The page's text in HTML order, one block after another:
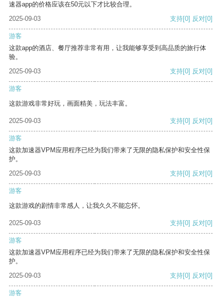
速器app的价格应该在50元以下才比较合理。
2025-09-03
支持[0] 反对[0]
游客
这款app的酒店、餐厅推荐非常有用，让我能够享受到高品质的旅行体
验。
2025-09-03
支持[0] 反对[0]
游客
这款游戏非常好玩，画面精美，玩法丰富。
2025-09-03 支持[0] 反对[0]
游客
这款加速器VPM应用程序已经为我们带来了无限的隐私保护和安全性保
护。
2025-09-03
支持[0] 反对[0]
游客
这款游戏的剧情非常感人，让我久久不能忘怀。
2025-09-03 支持[0] 反对[0]
游客
这款加速器VPM应用程序已经为我们带来了无限的隐私保护和安全性保
护。
2025-09-03
支持[0] 反对[0]
游客